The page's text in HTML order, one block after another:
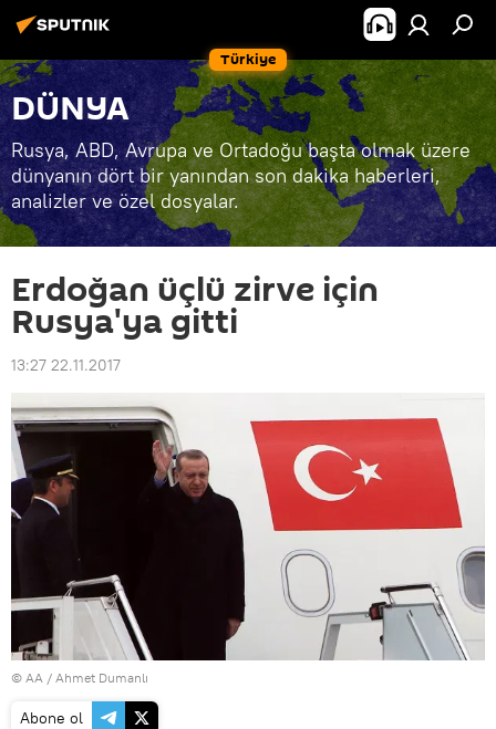
Türkiye
DÜNYA
Rusya, ABD, Avrupa ve Ortadoğu başta olmak üzere
dünyanın dört bir yanından son dakika haberleri,
analizler ve özel dosyalar.
Erdoğan üçlü zirve için
Rusya'ya gitti
13:27 22.11.2017
© AA / Ahmet Dumanlı
Abone ol